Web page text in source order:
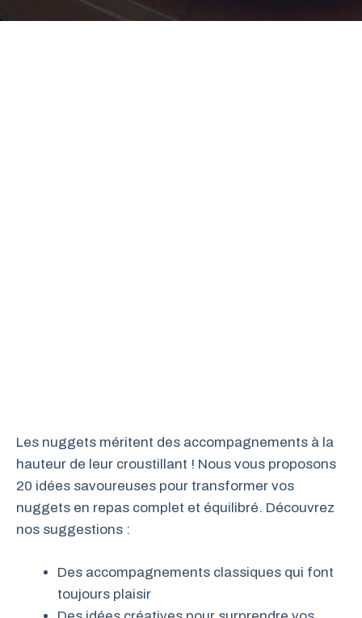
Les nuggets méritent des accompagnements à la
hauteur de leur croustillant ! Nous vous proposons
20 idées savoureuses pour transformer vos
nuggets en repas complet et équilibré. Découvrez
nos suggestions :
Des accompagnements classiques qui font
toujours plaisir